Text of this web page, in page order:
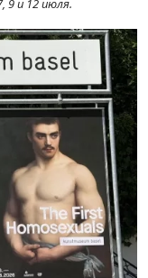
9 и 12 июля.